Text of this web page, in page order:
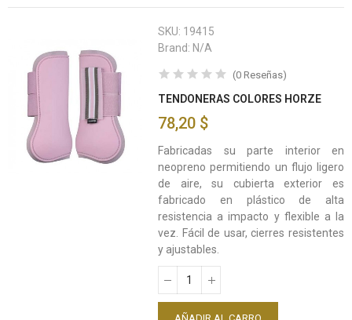
SKU: 19415
Brand: N/A
(0 Reseñas)
TENDONERAS COLORES HORZE
78,20 $
Fabricadas su parte interior en
neopreno permitiendo un flujo ligero
de aire, su cubierta exterior es
fabricado en plástico de alta
resistencia a impacto y flexible a la
vez. Fácil de usar, cierres resistentes
y ajustables.